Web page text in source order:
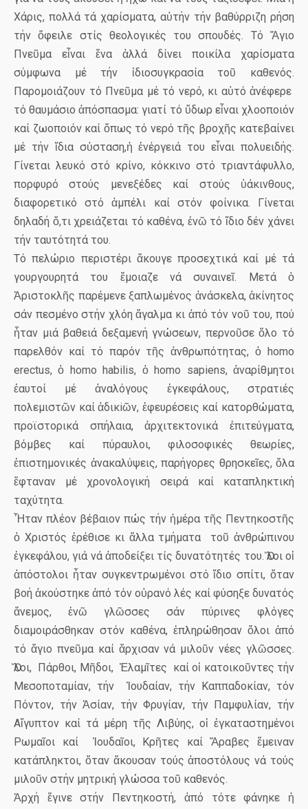
Χάρις, πολλά τά χαρίσματα, αὐτήν τήν βαθύρριζη ρήση
τήν ὄφειλε στίς θεολογικές του σπουδές. Τό Ἅγιο
Πνεῦμα εἶναι ἕνα ἀλλά δίνει ποικίλα χαρίσματα
σύμφωνα μέ τήν ἰδιοσυγκρασία τοῦ καθενός.
Παρομοιάζουν τό Πνεῦμα μέ τό νερό, κι αὐτό ἀνέφερε
τό θαυμάσιο ἀπόσπασμα: γιατί τό ὕδωρ εἶναι χλοοποιόν
καί ζωοποιόν καί ὅπως τό νερό τῆς βροχῆς κατεβαίνει
μέ τήν ἴδια σὐσταση,ἡ ἐνέργειά του εἶναι πολυειδής.
Γίνεται λευκό στό κρίνο, κόκκινο στό τριαντάφυλλο,
πορφυρό στούς μενεξέδες καί στούς ὑάκινθους,
διαφορετικό στό ἀμπέλι καί στόν φοίνικα. Γίνεται
δηλαδή ὅ,τι χρειάζεται τό καθένα, ἐνῶ τό ἴδιο δέν χάνει
τήν ταυτότητά του.
Τό πελώριο περιστέρι ἄκουγε προσεχτικά καί μέ τά
γουργουρητά του ἔμοιαζε νά συναινεῖ. Μετά ὁ
Ἀριστοκλῆς παρέμενε ξαπλωμένος ἀνάσκελα, ἀκίνητος
σάν πεσμένο στήν χλόη ἄγαλμα κι ἀπό τόν νοῦ του, πού
ἦταν μιά βαθειά δεξαμενή γνώσεων, περνοῦσε ὅλο τό
παρελθόν καί τό παρόν τῆς ἀνθρωπότητας, ὁ homo
erectus, ὁ homo habilis, ὁhomo sapiens, ἀναρίθμητοι
ἑαυτοί μέ ἀναλόγους ἐγκεφάλους, στρατιές
πολεμιστῶν καί ἀδικiῶν, ἐφευρέσεις καί κατορθώματα,
προϊστορικά σπήλαια, ἀρχιτεκτονικά ἐπιτεύγματα,
βόμβες καί πύραυλοι, φιλοσοφικές θεωρίες,
ἐπιστημονικές ἀνακαλύψεις, παρήγορες θρησκεῖες, ὅλα
ἔφταναν μέ χρονολογική σειρά καί καταπληκτική
ταχύτητα.
Ἦταν πλέον βέβαιον πώς τήν ἡμέρα τῆς Πεντηκοστῆς
ὁ Χριστός ἐρέθισε κι ἄλλα τμήματα
τοῦ ἀνθρώπινου
ἐγκεφάλου, γιά νά ἀποδείξει τίς δυνατότητές του. Ὅλοι οἱ
ἀπόστολοι ἦταν συγκεντρωμένοι στό ἴδιο σπίτι, ὅταν
βοή ἀκούστηκε ἀπό τόν οὐρανό λές καί φύσηξε δυνατός
ἄνεμος, ἐνῶ γλῶσσες σάν πύρινες φλόγες
διαμοιράσθηκαν στόν καθένα, ἐπληρώθησαν ὅλοι ἀπό
τό ἄγιο πνεῦμα καί ἄρχισαν νά μιλοῦν νέες γλῶσσες.
Ὅλοι, Πάρθοι, Μῆδοι, Ἐλαμῖτες καί οἱ κατοικοῦντες τήν
Μεσοποταμίαν, τήν
Ἰουδαίαν, τήν Καππαδοκίαν, τόν
Πόντον, τήν Ἀσίαν, τήν Φρυγίαν, τήν Παμφυλίαν, τήν
Αἴγυπτον καί τά μέρη τῆς Λιβύης, οἱ ἐγκαταστημένοι
Ρωμαῖοι καί
Ἰουδαῖοι, Κρῆτες καί Ἄραβες ἔμειναν
κατάπληκτοι, ὅταν ἄκουσαν τούς ἀποστόλους νά τούς
μιλοῦν στήν μητρική γλώσσα τοῦ καθενός.
Ἀρχή ἔγινε στήν Πεντηκοστή, ἀπό τότε φάνηκε ἡ